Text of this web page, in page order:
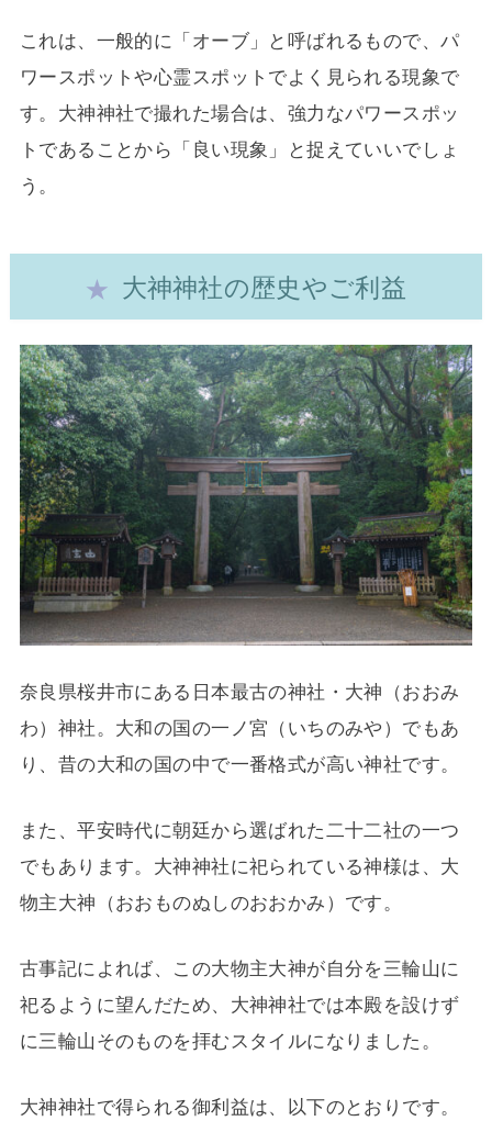
これは、一般的に「オーブ」と呼ばれるもので、パ
ワースポットや心霊スポットでよく見られる現象で
す。大神神社で撮れた場合は、強力なパワースポッ
トであることから「良い現象」と捉えていいでしょ
う。
大神神社の歴史やご利益
奈良県桜井市にある日本最古の神社・大神（おおみ
わ）神社。 大和の国の一ノ宮（いちのみや）でもあ
り、昔の大和の国の中で一番格式が高い神社です。
また、平安時代に朝廷から選ばれた二十二社の一つ
でもあります。 大神神社に祀られている神様は、大
物主大神（おおものぬしのおおかみ）です。
古事記によれば、この大物主大神が自分を三輪山に
祀るように望んだため、大神神社では本殿を設けず
に三輪山そのものを拝むスタイルになりました。
大神神社で得られる御利益は、以下のとおりです。